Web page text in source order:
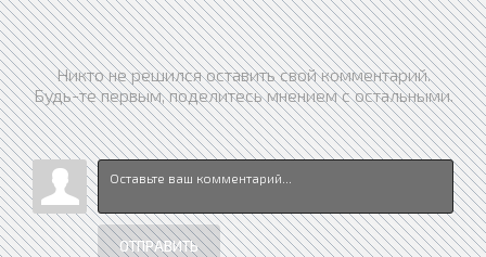
Никто не решился оставить свой комментарий.
Будь-те первым, поделитесь мнением с остальными.
ОТПРАВИТЬ